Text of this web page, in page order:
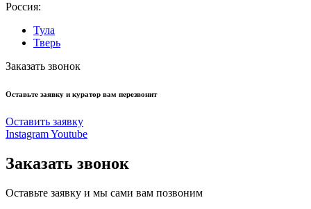
Россия:
Тула
Тверь
Заказать звонок
Оставьте заявку и куратор вам перезвонит
Оставить заявку
InstagramYoutube
Заказать звонок
Оставьте заявку и мы сами вам позвоним